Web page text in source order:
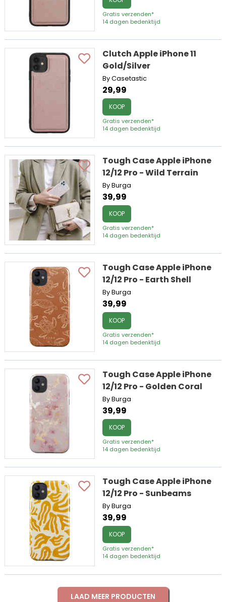
Gratis verzenden*
14 dagen bedenktijd
Clutch Apple iPhone 11
Gold/Silver
By Casetastic
29,99
KOOP
Gratis verzenden*
14 dagen bedenktijd
Tough Case Apple iPhone
12/12 Pro - Wild Terrain
By Burga
39,99
KOOP
Gratis verzenden*
14 dagen bedenktijd
Tough Case Apple iPhone
12/12 Pro - Earth Shell
By Burga
39,99
KOOP
Gratis verzenden*
14 dagen bedenktijd
Tough Case Apple iPhone
12/12 Pro - Golden Coral
By Burga
39,99
KOOP
Gratis verzenden*
14 dagen bedenktijd
Tough Case Apple iPhone
12/12 Pro - Sunbeams
By Burga
39,99
KOOP
Gratis verzenden*
14 dagen bedenktijd
LAAD MEER PRODUCTEN